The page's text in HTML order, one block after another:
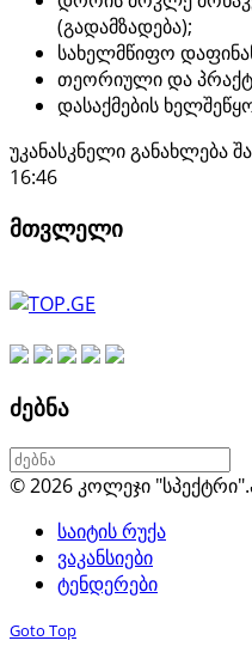
(გადამზადება);
სახელმწიფო
თეორიული და
დასაქმების
უკანასკნელი განახლება
16:46
მთვლელი
ძებნა
© 2026 კოლეჯი "სპექტრი".
საიტის რუქა
ვაკანსიები
ტენდერები
Goto Top